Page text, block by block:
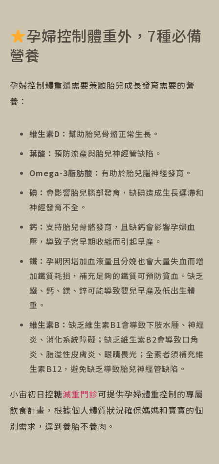
孕婦控制體重外，7種必備
營養
孕婦控制體重還需要兼顧胎兒成長發育需要的營
養：
維生素D： 幫助胎兒骨骼正常生長。
葉酸： 預防流產與胎兒神經管缺陷。
Omega-3脂肪酸： 有助於胎兒腦神經發育。
碘： 會影響胎兒腦部發育，缺碘造成生長遲滯和
神經發育不全。
鈣： 支持胎兒骨骼發育，且缺鈣會影響孕婦血
壓，導致子宮早期收縮而引起早產。
鐵： 孕期因增加血液量且分娩也會大量失血而增
加鐵質耗損，補充足夠的鐵質可預防貧血。缺乏
鐵、鈣、鎂、鋅可能導致嬰兒早產及低出生體
重。
維生素B： 缺乏維生素B1會導致下肢水腫、神經
炎、消化系統障礙；缺乏維生素B2會導致口角
炎、脂溢性皮膚炎、眼睛畏光；全素者須補充維
生素B12，避免缺乏導致胎兒神經管缺陷。
小宙初日控糖減重門診可提供孕婦體重控制的專屬
飲食計畫，根據個人體質狀況確保媽媽和寶寶的個
別需求，達到養胎不養肉。